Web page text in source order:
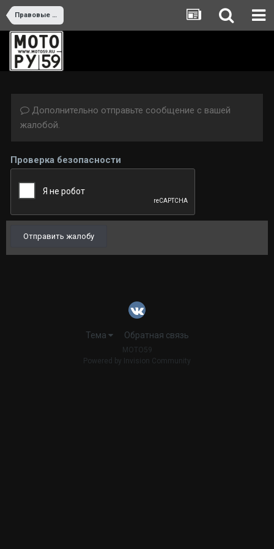
Правовые вопросы
Дополнительно отправьте сообщение с вашей
жалобой.
Проверка безопасности
Отправить жалобу
Тема Обратная связь
MOTO59
Powered by Invision Community